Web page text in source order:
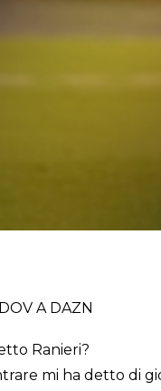
A DAZN
Ranieri?
mi ha detto di